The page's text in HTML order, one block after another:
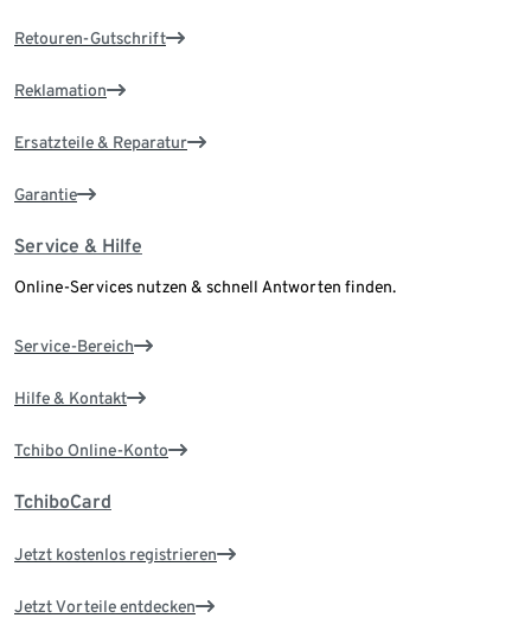
Retouren-Gutschrift
Reklamation
Ersatzteile & Reparatur
Garantie
Service & Hilfe
Online-Services nutzen & schnell Antworten finden.
Service-Bereich
Hilfe & Kontakt
Tchibo Online-Konto
TchiboCard
Jetzt kostenlos registrieren
Jetzt Vorteile entdecken